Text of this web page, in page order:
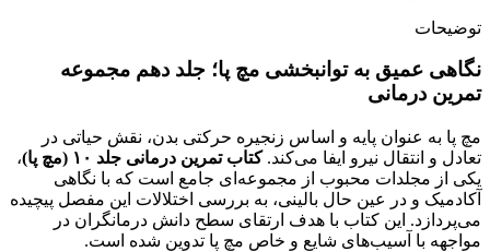
توضیحات
نگاهی عمیق به توانبخشی مچ پا؛ جلد دهم مجموعه
تمرین درمانی
مچ پا به عنوان پایه و اساس زنجیره حرکتی بدن، نقش حیاتی در
تعادل و انتقال نیرو ایفا می‌کند.کتاب تمرین درمانی جلد ۱۰ (مچ پا)
،
یکی از مجلدات محبوب از مجموعه‌ای جامع است که با نگاهی
آکادمیک و در عین حال بالینی، به بررسی اختلالات این مفصل پیچیده
می‌پردازد. این کتاب با هدف ارتقای سطح دانش درمانگران در
مواجهه با آسیب‌های شایع و خاص مچ پا تدوین شده است.